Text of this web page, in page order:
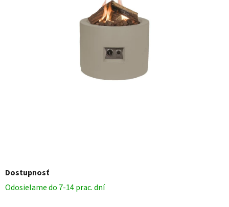
Dostupnosť
Odosielame do 7-14 prac. dní